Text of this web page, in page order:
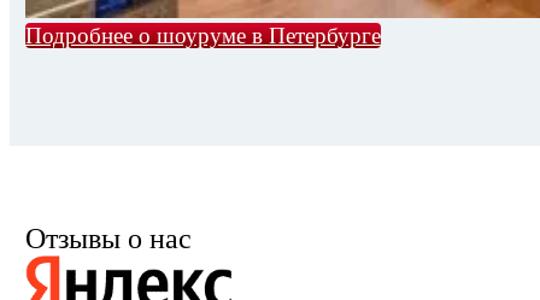
Подробнее о шоуруме в Петербурге
Отзывы о нас